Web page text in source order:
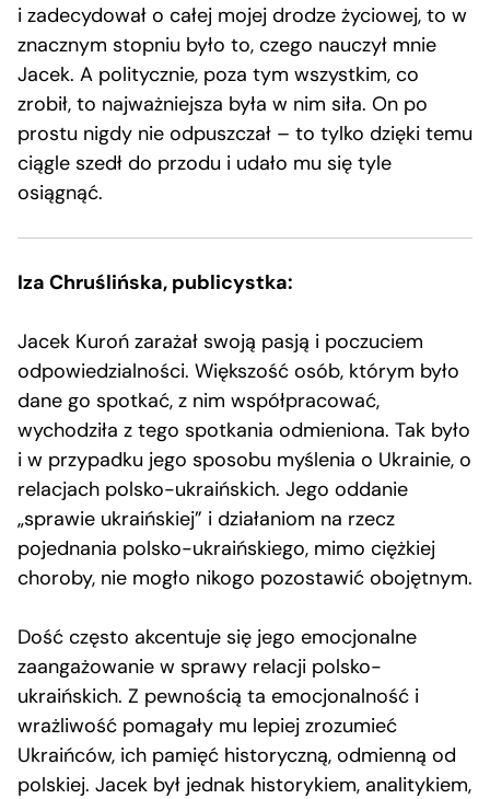
i zadecydował o całej mojej drodze życiowej, to w
znacznym stopniu było to, czego nauczył mnie
Jacek. A politycznie, poza tym wszystkim, co
zrobił, to najważniejsza była w nim siła. On po
prostu nigdy nie odpuszczał – to tylko dzięki temu
ciągle szedł do przodu i udało mu się tyle
osiągnąć.
Iza Chruślińska, publicystka:
Jacek Kuroń zarażał swoją pasją i poczuciem
odpowiedzialności. Większość osób, którym było
dane go spotkać, z nim współpracować,
wychodziła z tego spotkania odmieniona. Tak było
i w przypadku jego sposobu myślenia o Ukrainie, o
relacjach polsko-ukraińskich. Jego oddanie
„sprawie ukraińskiej” i działaniom na rzecz
pojednania polsko-ukraińskiego, mimo ciężkiej
choroby, nie mogło nikogo pozostawić obojętnym.
Dość często akcentuje się jego emocjonalne
zaangażowanie w sprawy relacji polsko-
ukraińskich. Z pewnością ta emocjonalność i
wrażliwość pomagały mu lepiej zrozumieć
Ukraińców, ich pamięć historyczną, odmienną od
polskiej. Jacek był jednak historykiem, analitykiem,